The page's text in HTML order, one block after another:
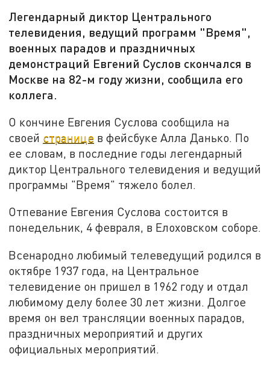
Легендарный диктор Центрального
телевидения, ведущий программ "Время",
военных парадов и праздничных
демонстраций Евгений Суслов скончался в
Москве на 82-м году жизни, сообщила его
коллега.
О кончине Евгения Суслова сообщила на
своей странице в фейсбуке Алла Данько. По
ее словам, в последние годы легендарный
диктор Центрального телевидения и ведущий
программы "Время" тяжело болел.
Отпевание Евгения Суслова состоится в
понедельник, 4 февраля, в Елоховском соборе.
Всенародно любимый телеведущий родился в
октябре 1937 года, на Центральное
телевидение он пришел в 1962 году и отдал
любимому делу более 30 лет жизни. Долгое
время он вел трансляции военных парадов,
праздничных мероприятий и других
официальных мероприятий.